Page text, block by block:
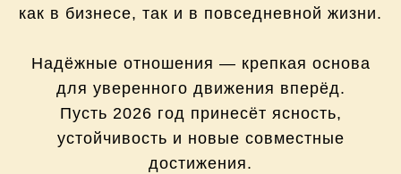
как в бизнесе, так и в повседневной жизни.
Надёжные отношения — крепкая основа
для уверенного движения вперёд.
Пусть 2026 год принесёт ясность,
устойчивость и новые совместные
достижения.